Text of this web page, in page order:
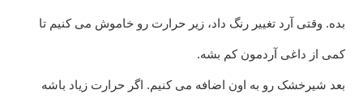
بده. وقتی آرد تغییر رنگ داد، زیر حرارت رو خاموش می کنیم تا
کمی از داغی آردمون کم بشه.
بعد شیرخشک رو به اون اضافه می کنیم. اگر حرارت زیاد باشه